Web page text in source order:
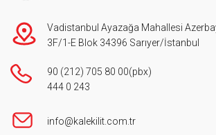
Vadistanbul Ayazağa Mahallesi
3F/1-E Blok 34396 Sarıyer/İstanbul
90 (212) 705 80 00(pbx)
444 0 243
info@kalekilit.com.tr